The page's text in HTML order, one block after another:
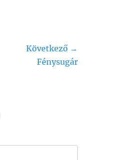
Következő →
Fénysugár